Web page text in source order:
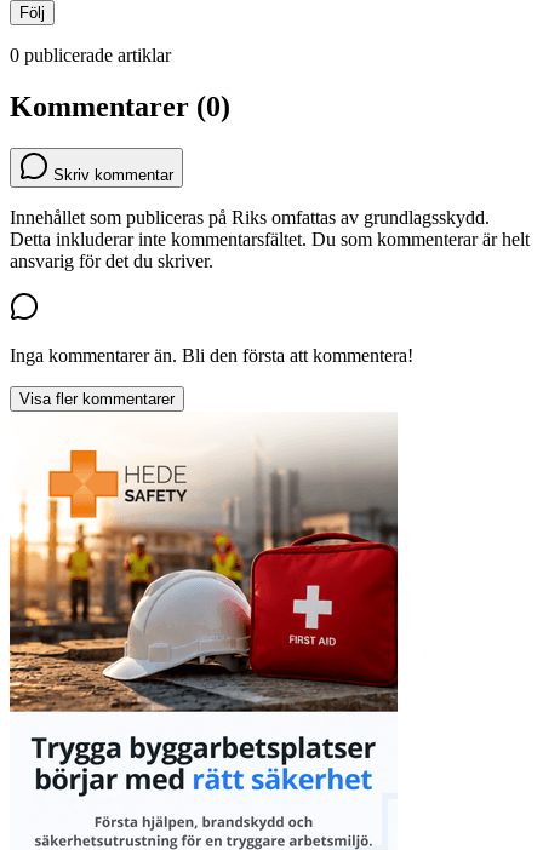
Följ
0 publicerade artiklar
Kommentarer (0)
Skriv kommentar
Innehållet som publiceras på Riks omfattas av grundlagsskydd.
Detta inkluderar inte kommentarsfältet. Du som kommenterar är helt
ansvarig för det du skriver.
Inga kommentarer än. Bli den första att kommentera!
Visa fler kommentarer